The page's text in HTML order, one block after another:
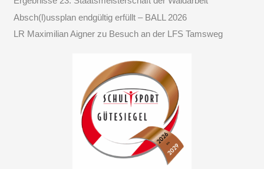
Absch(l)ussplan endgültig erfüllt – BALL 2026
LR Maximilian Aigner zu Besuch an der LFS Tamsweg